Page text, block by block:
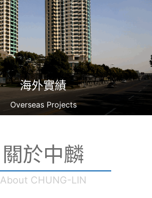
海外實績
Overseas Projects
關於中麟
About CHUNG-LIN